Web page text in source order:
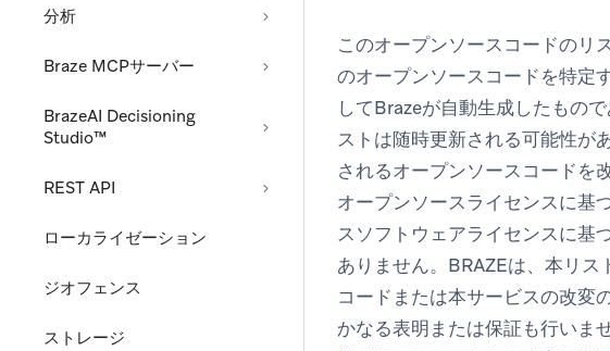
分析
Braze MCPサーバー
BrazeAI Decisioning
Studio™
REST API
ローカライゼーション
ジオフェンス
ストレージ
このオープンソースコードのリ
のオープンソースコードを特定
してBrazeが自動生成したもの
ストは随時更新される可能性が
されるオープンソースコードを
オープンソースライセンスに基
スソフトウェアライセンスに基
ありません。BRAZEは、本リ
コードまたは本サービスの改変
かなる表明または保証も行いま